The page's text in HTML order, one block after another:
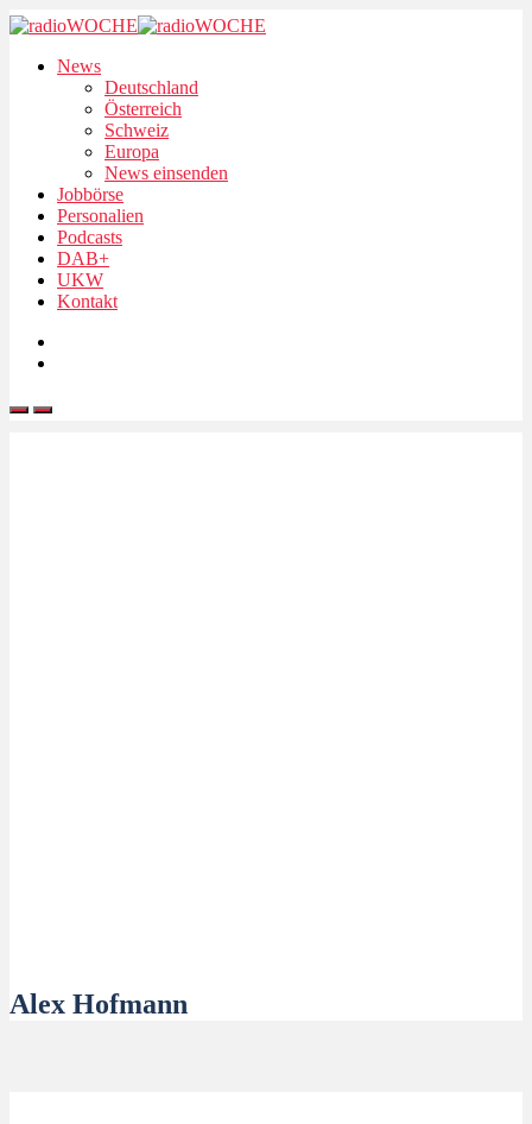
News
Deutschland
Österreich
Schweiz
Europa
News einsenden
Jobbörse
Personalien
Podcasts
DAB+
UKW
Kontakt
Alex Hofmann